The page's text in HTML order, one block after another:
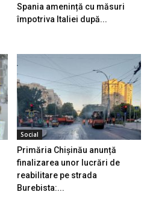
Spania amenință cu măsuri
împotriva Italiei după...
Social
Primăria Chișinău anunță
finalizarea unor lucrări de
reabilitare pe strada
Burebista:...